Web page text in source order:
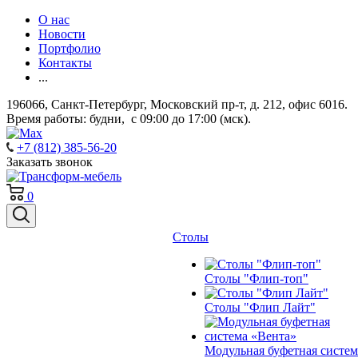
О нас
Новости
Портфолио
Контакты
...
196066, Санкт-Петербург, Московский пр-т, д. 212, офис 6016.
Время работы: будни, с 09:00 до 17:00 (мск).
+7 (812) 385-56-20
Заказать звонок
0
Столы
Столы "Флип-топ"
Столы "Флип Лайт"
Модульная буфетная